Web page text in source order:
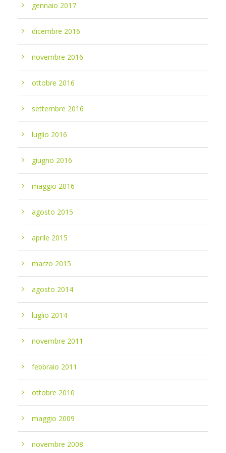
gennaio 2017
dicembre 2016
novembre 2016
ottobre 2016
settembre 2016
luglio 2016
giugno 2016
maggio 2016
agosto 2015
aprile 2015
marzo 2015
agosto 2014
luglio 2014
novembre 2011
febbraio 2011
ottobre 2010
maggio 2009
novembre 2008